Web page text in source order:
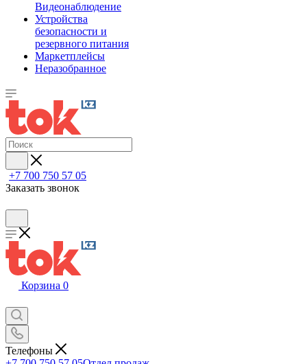
Видеонаблюдение
Устройства
безопасности и
резервного питания
Маркетплейсы
Неразобранное
+7 700 750 57 05
Заказать звонок
Корзина 0
Телефоны